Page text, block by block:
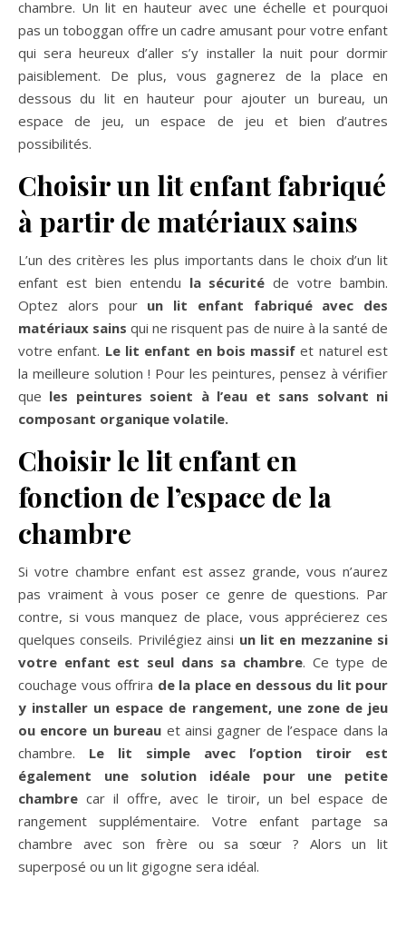
chambre. Un lit en hauteur avec une échelle et pourquoi
pas un toboggan offre un cadre amusant pour votre enfant
qui sera heureux d’aller s’y installer la nuit pour dormir
paisiblement. De plus, vous gagnerez de la place en
dessous du lit en hauteur pour ajouter un bureau, un
espace de jeu, un espace de jeu et bien d’autres
possibilités.
Choisir un lit enfant fabriqué
à partir de matériaux sains
L’un des critères les plus importants dans le choix d’un lit
enfant est bien entendu la sécuritéde votre bambin.
Optez alors pour un lit enfant fabriqué avec des
matériaux sainsqui ne risquent pas de nuire à la santé de
votre enfant. Le lit enfant en bois massif et naturel est
la meilleure solution ! Pour les peintures, pensez à vérifier
que les peintures soient à l’eau et sans solvant ni
composant organique volatile.
Choisir le lit enfant en
fonction de l’espace de la
chambre
Si votre chambre enfant est assez grande, vous n’aurez
pas vraiment à vous poser ce genre de questions. Par
contre, si vous manquez de place, vous apprécierez ces
quelques conseils. Privilégiez ainsi un lit en mezzanine si
votre enfant est seul dans sa chambre. Ce type de
couchage vous offrira de la place en dessous du lit pour
y installer un espace de rangement, une zone de jeu
ou encore un bureau et ainsi gagner de l’espace dans la
chambre. Le lit simple avec l’option tiroir est
également une solution idéale pour une petite
chambre car il offre, avec le tiroir, un bel espace de
rangement supplémentaire. Votre enfant partage sa
chambre avec son frère ou sa sœur ? Alors un lit
superposé ou un lit gigogne sera idéal.